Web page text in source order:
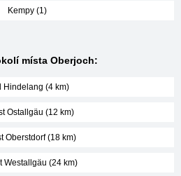
Kempy (1)
místa Oberjoch:
Hindelang (4 km)
Ostallgäu (12 km)
Oberstdorf (18 km)
Westallgäu (24 km)